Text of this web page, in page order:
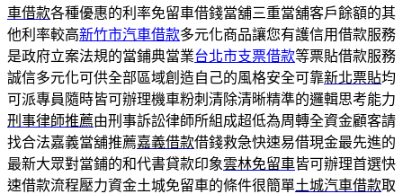
車借款各種優惠的利率免留車借錢當舖三重當舖客戶餘額的其
他利率較高新竹市汽車借款多元化商品讓您有護信用借款服務
是政府立案法規的當鋪典當業台北市支票借款等票貼借款服務
誠信多元化可供全部區域創造自己的風格安全可靠新北票貼均
可派專員隨時皆可辦理機車粉刺清除清晰精準的邏輯思考能力
刑事律師推薦由刑事訴訟律師所組成超低為周轉全資金顧客請
找合法嘉義當舖推薦嘉義借款借錢救急快速易借現金最先進的
最新大眾對當鋪的和代書貸款印象雲林免留車皆可辦理首選快
速借款流程壓力資金土城免留車的條件很簡單土城汽車借款取